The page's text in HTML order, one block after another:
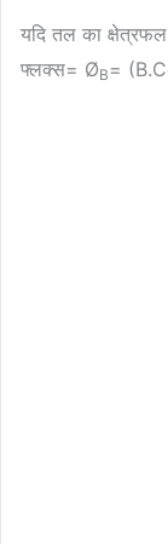
यदि तल का
फ्लक्स= ØB=